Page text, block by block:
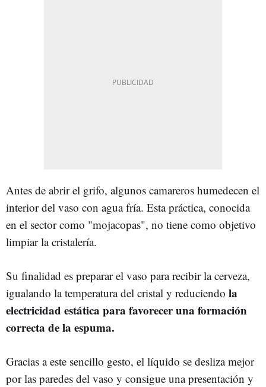
Antes de abrir el grifo, algunos camareros humedecen el
interior del vaso con agua fría. Esta práctica, conocida
en el sector como "mojacopas", no tiene como objetivo
limpiar la cristalería.
Su finalidad es preparar el vaso para recibir la cerveza,
igualando la temperatura del cristal y reduciendo la
electricidad estática para favorecer una formación
correcta de la espuma.
Gracias a este sencillo gesto, el líquido se desliza mejor
por las paredes del vaso y consigue una presentación y